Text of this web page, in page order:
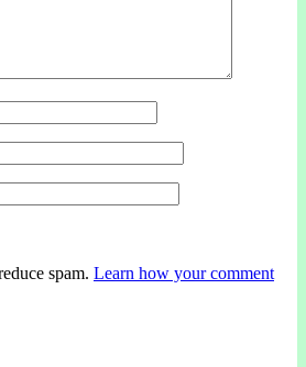
spam. Learn how your comment